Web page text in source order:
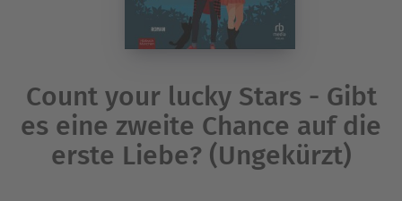
Count your lucky Stars - Gibt
es eine zweite Chance auf die
erste Liebe? (Ungekürzt)